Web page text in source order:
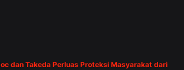
dan Takeda Perluas Proteksi Masyarakat dari